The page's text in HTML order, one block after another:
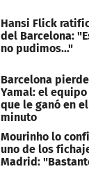
Hansi Flick
del Barcelona:
no pudimos..."
Barcelona
Yamal: el
que le ganó en
minuto
Mourinho lo
uno de los
Madrid: